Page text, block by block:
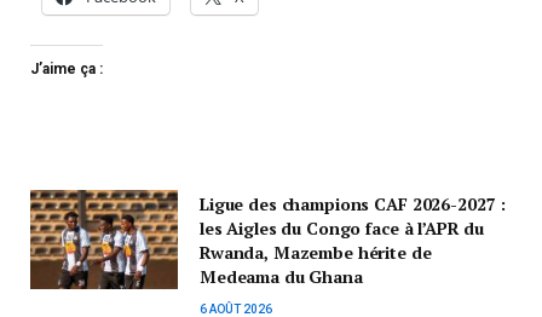
J’aime ça :
Ligue des champions CAF 2026-2027 :
les Aigles du Congo face à l’APR du
Rwanda, Mazembe hérite de
Medeama du Ghana
6 AOÛT 2026